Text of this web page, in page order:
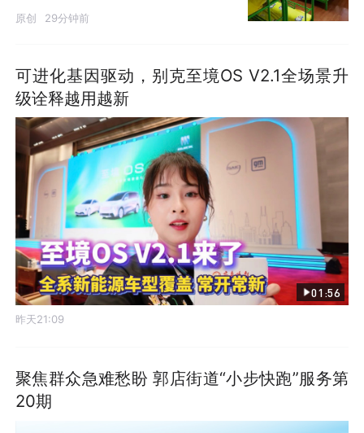
原创 29分钟前
可进化基因驱动，别克至境OS V2.1全场景升
级诠释越用越新
01:56
昨天21:09
聚焦群众急难愁盼 郭店街道“小步快跑”服务第
20期